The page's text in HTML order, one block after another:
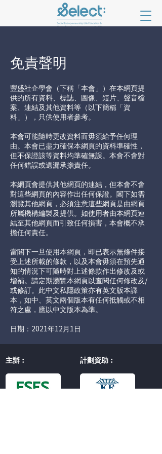
​免責聲明
豐盛社企學會（下稱「本會」）在本網頁提
供的所有資料、標誌、圖像、短片、聲音檔
案、連結及其他資料等（以下簡稱「資
料」），只供使用者參考。
本會可能隨時更改資料而毋須給予任何理
由。本會已盡力確保本網頁的資料準確性，
但不保證該等資料均準確無誤。本會不會對
任何錯誤或遺漏承擔責任。
本網頁會提供其他網頁的連結，但本會不會
對這些網頁的內容作出任何保證。閣下如需
瀏覽其他網頁，必須注意這些網頁是由網頁
所屬機構編製及提供。如使用者由本網頁連
結至其他網頁而引致任何損害，本會概不承
擔任何責任。
當閣下一旦使用本網頁，即已表示無條件接
受上述所載的條款，以及本會毋須在預先通
知的情況下可隨時對上述條款作出修改及或
增補。請定期瀏覽本網頁以查閱任何修改及/
或修訂。此中文私隱政策亦有英文版本譯
本，如中、英文兩個版本有任何抵觸或不相
符之處，應以中文版本為準。
日期：2021年12月1日
主辦︰ 計劃資助︰